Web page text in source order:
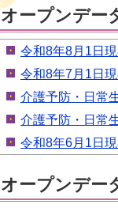
オープンデー
令和8年8月1日
令和8年7月1日
介護予防・日常
介護予防・日常
令和8年6月1日
オープンデー